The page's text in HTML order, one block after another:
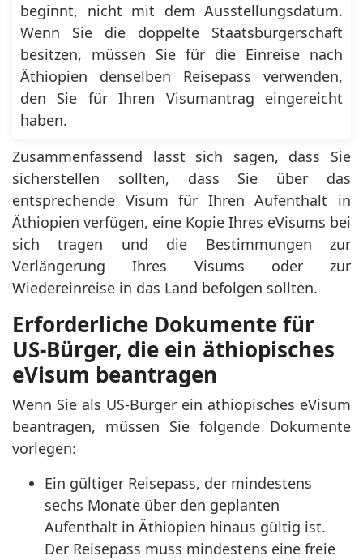
beginnt, nicht mit dem Ausstellungsdatum.
Wenn Sie die doppelte Staatsbürgerschaft
besitzen, müssen Sie für die Einreise nach
Äthiopien denselben Reisepass verwenden,
den Sie für Ihren Visumantrag eingereicht
haben.
Zusammenfassend lässt sich sagen, dass Sie
sicherstellen sollten, dass Sie über das
entsprechende Visum für Ihren Aufenthalt in
Äthiopien verfügen, eine Kopie Ihres eVisums bei
sich tragen und die Bestimmungen zur
Verlängerung Ihres Visums oder zur
Wiedereinreise in das Land befolgen sollten.
Erforderliche Dokumente für
US-Bürger, die ein äthiopisches
eVisum beantragen
Wenn Sie als US-Bürger ein äthiopisches eVisum
beantragen, müssen Sie folgende Dokumente
vorlegen:
Ein gültiger Reisepass, der mindestens
sechs Monate über den geplanten
Aufenthalt in Äthiopien hinaus gültig ist.
Der Reisepass muss mindestens eine freie